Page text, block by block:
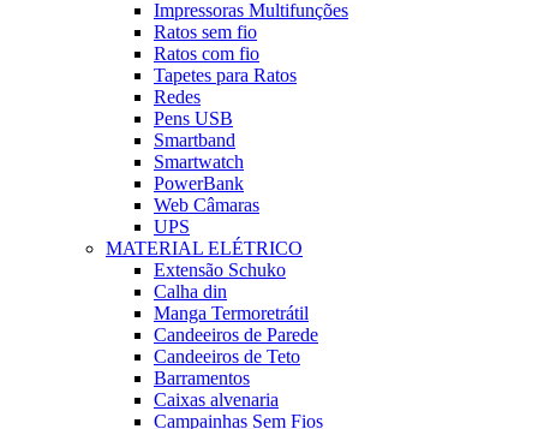
Impressoras Multifunções
Ratos sem fio
Ratos com fio
Tapetes para Ratos
Redes
Pens USB
Smartband
Smartwatch
PowerBank
Web Câmaras
UPS
MATERIAL ELÉTRICO
Extensão Schuko
Calha din
Manga Termoretrátil
Candeeiros de Parede
Candeeiros de Teto
Barramentos
Caixas alvenaria
Campainhas Sem Fios